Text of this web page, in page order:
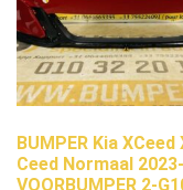
BUMPER Kia XCeed
Ceed Normaal
VOORBUMPER 2-